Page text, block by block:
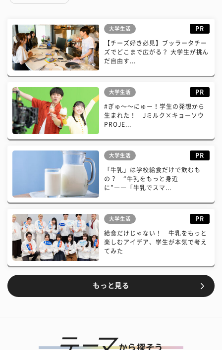
大学生活 PR
【チーズ好き必見】ブッラータチー
ズでどこまで広がる？ 大学生が挑ん
だ自由す...
大学生活 PR
#ぎゅ〜〜にゅー！学生の発想から
生まれた！ Jミルク×キョーソウ
PROJE...
大学生活 PR
「牛乳」は学校給食だけで飲むも
の？ “牛乳をもっと身近
に”――「牛乳でスマ...
大学生活 PR
給食だけじゃない！ 牛乳をもっと
楽しむアイデア、学生が本気で考え
てみた
もっと見る